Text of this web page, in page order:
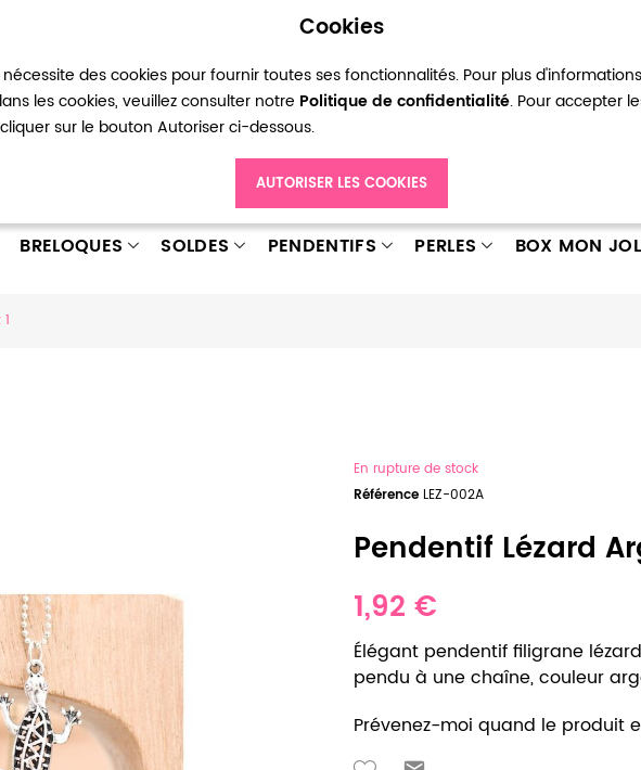
Cookies
des cookies pour fournir toutes ses fonctionnalités. Pour plus
les cookies, veuillez consulter notre Politique de confidentialité. Pour accepter
sur le bouton Autoriser ci-dessous.
AUTORISER LES COOKIES
Mon compte Ma liste d’envies Connexion Créer un
BRELOQUES SOLDES PENDENTIFS PERLES BOX MON
En rupture de stock
Référence LEZ-002A
Pendentif Lézard
1,92 €
Élégant pendentif filigrane
pendu à une chaîne, couleur
Prévenez-moi quand le produit